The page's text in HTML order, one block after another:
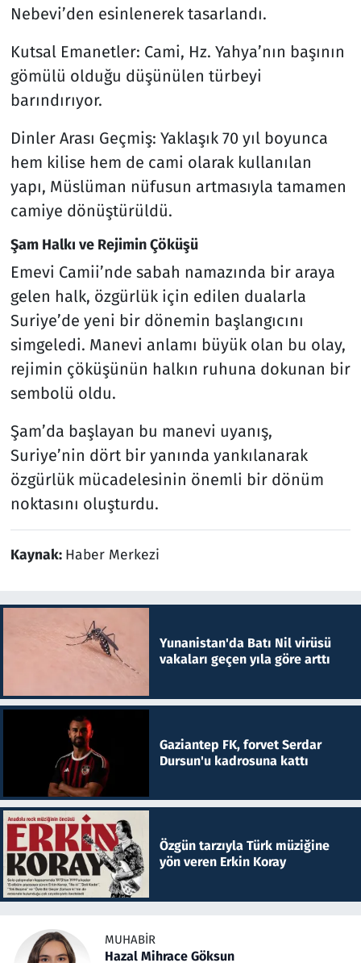
Nebevi’den esinlenerek tasarlandı.
Kutsal Emanetler: Cami, Hz. Yahya’nın başının
gömülü olduğu düşünülen türbeyi
barındırıyor.
Dinler Arası Geçmiş: Yaklaşık 70 yıl boyunca
hem kilise hem de cami olarak kullanılan
yapı, Müslüman nüfusun artmasıyla tamamen
camiye dönüştürüldü.
Şam Halkı ve Rejimin Çöküşü
Emevi Camii’nde sabah namazında bir araya
gelen halk, özgürlük için edilen dualarla
Suriye’de yeni bir dönemin başlangıcını
simgeledi. Manevi anlamı büyük olan bu olay,
rejimin çöküşünün halkın ruhuna dokunan bir
sembolü oldu.
Şam’da başlayan bu manevi uyanış,
Suriye’nin dört bir yanında yankılanarak
özgürlük mücadelesinin önemli bir dönüm
noktasını oluşturdu.
Kaynak: Haber Merkezi
Yunanistan'da Batı Nil virüsü
vakaları geçen yıla göre arttı
Gaziantep FK, forvet Serdar
Dursun'u kadrosuna kattı
Özgün tarzıyla Türk müziğine
yön veren Erkin Koray
MUHABIR
Hazal Mihrace Göksun